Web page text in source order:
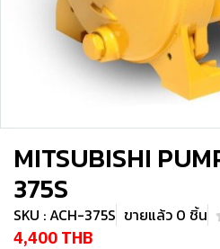
MITSUBISHI
375S
SKU : ACH-375S ขายแล้ว 0 ชิ้น
4,400 THB